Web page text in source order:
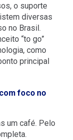
o suporte
diversas
no Brasil.
“to go”
como
principal
foco no
um café. Pelo